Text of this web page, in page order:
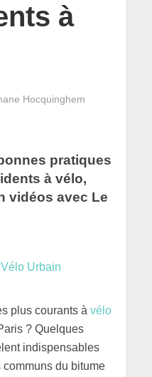
à
Hocquinghem
pratiques
à vélo,
vidéos avec Le
plus courants à vélo
? Quelques
indispensables
du bitume